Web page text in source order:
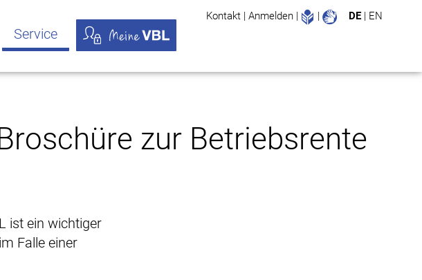
Service
Kontakt | Anmelden | Leichte Sprache
| DE | EN
zur Betriebsrente
ist ein wichtiger
Falle einer